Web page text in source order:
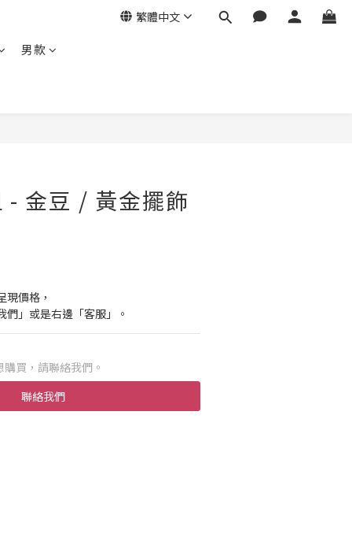
繁體中文
男款
- 金豆 / 黃金擺飾
現價格，
們」或是右邊「客服」。
購買，請聯絡我們。
聯絡我們